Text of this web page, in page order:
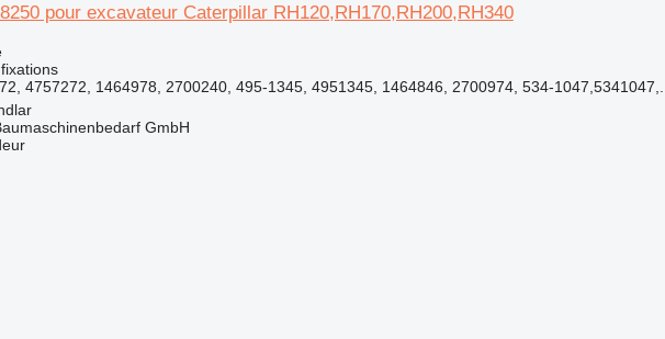
pour excavateur Caterpillar RH120,RH170,RH200,RH340
4757272, 1464978, 2700240, 495-1345, 4951345, 1464846, 2700974, 534-1047,5341047,...
GmbH